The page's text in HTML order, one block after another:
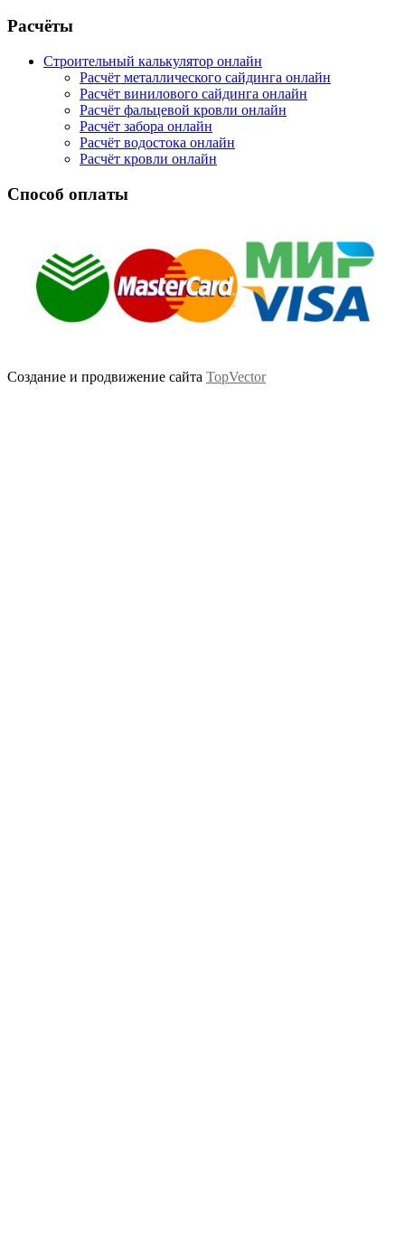
Facebook
Twitter
Google
Instagram
Расчёты
Строительный калькулятор онлайн
Расчёт металлического сайдинга онлайн
Расчёт винилового сайдинга онлайн
Расчёт фальцевой кровли онлайн
Расчёт забора онлайн
Расчёт водостока онлайн
Расчёт кровли онлайн
Способ оплаты
Создание и продвижение сайта TopVector